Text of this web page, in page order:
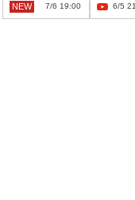
くて」
NEW 7/6 19:00
のなんだ
6/5